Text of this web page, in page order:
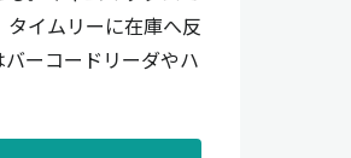
イムリーに在庫へ反
ーコードリーダやハ